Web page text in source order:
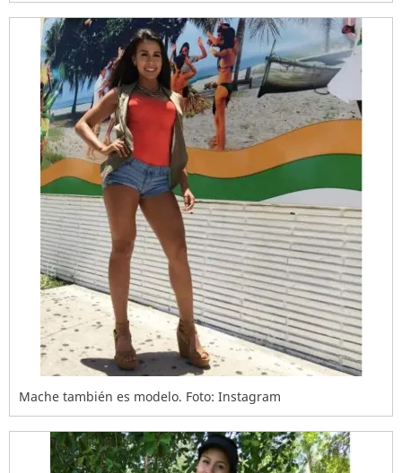
Mache también es modelo. Foto: Instagram